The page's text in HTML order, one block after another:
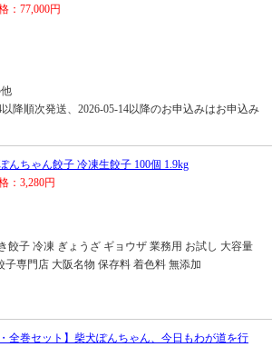
：77,000円
降順次発送、2026-05-14以降のお申込みはお申込み
んちゃん餃子 冷凍生餃子 100個 1.9kg
：3,280円
餃子 冷凍 ぎょうざ ギョウザ 業務用 お試し 大容量
子専門店 大阪名物 保存料 着色料 無添加
・全巻セット】柴犬ぽんちゃん、今日もわが道を行